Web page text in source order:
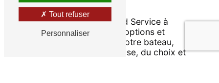
CONCLUSION
En choisissant Sailing World Service à
Cannes pour le montage d'options et
d'équipements bateau de votre bateau,
vous bénéficiez de l'expertise, du choix et
Tout refuser
Personnaliser